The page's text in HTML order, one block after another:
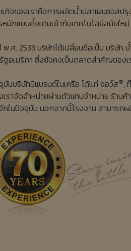
กิจของเราคือการผลิตน้ำปลาและซอส
หมักแบบดั้งเดิมเข้ากับเทคโนโลยีสมัยใหม่
พ.ศ. 2533 บริษัทได้เปลี่ยนชื่อเป็น บริษัท
ฐอเมริกา ซึ่งยังคงเป็นตลาดสำคัญของ
บันบริษัทมีแบรนด์ในเครือ ได้แก่ จอว์ส®,
เราจัดจำหน่ายผ่านตัวแทนจำหน่าย ร้านค้
กในปัจจุบัน นอกจากนี้โรงงาน สามารถ